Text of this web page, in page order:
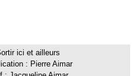
ici et ailleurs
: Pierre Aimar